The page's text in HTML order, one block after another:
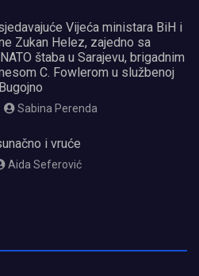
Vijeća ministara BiH i
Zukan Helez, zajedno sa
štaba u Sarajevu, brigadnim
C. Fowlerom u službenoj
Sabina Perenda
i vruće
Aida Seferović